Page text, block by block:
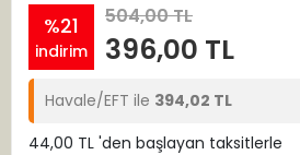
%21
indirim
504,00 TL
396,00 TL
Havale/EFT ile 394,02 TL
44,00 TL 'den başlayan taksitlerle